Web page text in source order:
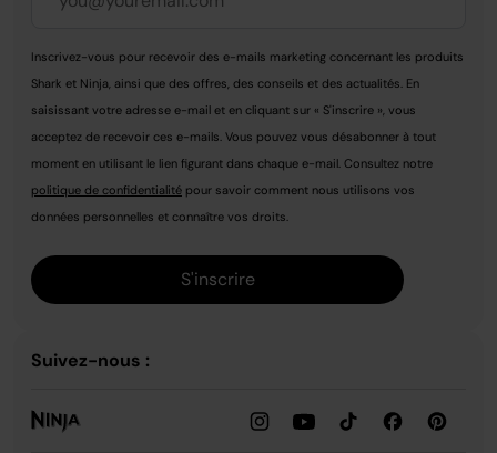
Inscrivez-vous pour recevoir des e-mails marketing concernant les produits
Shark et Ninja, ainsi que des offres, des conseils et des actualités. En
saisissant votre adresse e-mail et en cliquant sur « S'inscrire », vous
acceptez de recevoir ces e-mails. Vous pouvez vous désabonner à tout
moment en utilisant le lien figurant dans chaque e-mail. Consultez notre
politique de confidentialité pour savoir comment nous utilisons vos
données personnelles et connaître vos droits.
S'inscrire
Suivez-nous :